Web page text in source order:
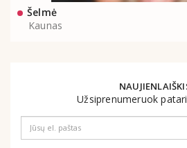
Šelmė
Kaunas
Užsiprenumeruok